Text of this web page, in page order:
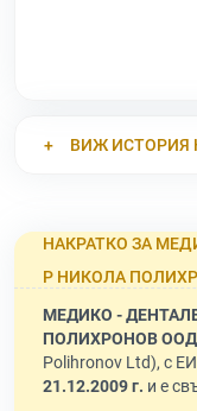
ВИЖ ИСТОРИЯ
НАКРАТКО ЗА
Р НИКОЛА
МЕДИКО -
ПОЛИХРОНОВ ООД
Polihronov Ltd), с
21.12.2009 г. и е